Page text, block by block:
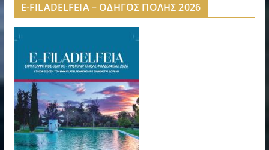
E-FILADELFEIA – ΟΔΗΓΟΣ ΠΟΛΗΣ 2026